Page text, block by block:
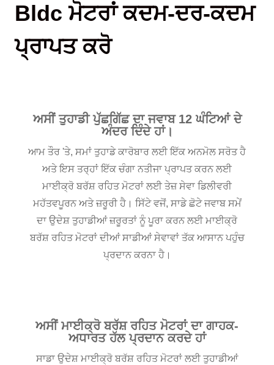
Bldc ਮੋਟਰਾਂ ਕਦਮ-ਦਰ-ਕਦਮ
ਪ੍ਰਾਪਤ ਕਰੋ
ਅਸੀਂ ਤੁਹਾਡੀ ਪੁੱਛਗਿੱਛ ਦਾ ਜਵਾਬ 12 ਘੰਟਿਆਂ ਦੇ
ਅੰਦਰ ਦਿੰਦੇ ਹਾਂ।
ਆਮ ਤੌਰ 'ਤੇ, ਸਮਾਂ ਤੁਹਾਡੇ ਕਾਰੋਬਾਰ ਲਈ ਇੱਕ ਅਨਮੋਲ ਸਰੋਤ ਹੈ
ਅਤੇ ਇਸ ਤਰ੍ਹਾਂ ਇੱਕ ਚੰਗਾ ਨਤੀਜਾ ਪ੍ਰਾਪਤ ਕਰਨ ਲਈ
ਮਾਈਕ੍ਰੋ ਬਰੱਸ਼ ਰਹਿਤ ਮੋਟਰਾਂ ਲਈ ਤੇਜ਼ ਸੇਵਾ ਡਿਲੀਵਰੀ
ਮਹੱਤਵਪੂਰਨ ਅਤੇ ਜ਼ਰੂਰੀ ਹੈ। ਸਿੱਟੇ ਵਜੋਂ, ਸਾਡੇ ਛੋਟੇ ਜਵਾਬ ਸਮੇਂ
ਦਾ ਉਦੇਸ਼ ਤੁਹਾਡੀਆਂ ਜ਼ਰੂਰਤਾਂ ਨੂੰ ਪੂਰਾ ਕਰਨ ਲਈ ਮਾਈਕ੍ਰੋ
ਬਰੱਸ਼ ਰਹਿਤ ਮੋਟਰਾਂ ਦੀਆਂ ਸਾਡੀਆਂ ਸੇਵਾਵਾਂ ਤੱਕ ਆਸਾਨ ਪਹੁੰਚ
ਪ੍ਰਦਾਨ ਕਰਨਾ ਹੈ।
ਅਸੀਂ ਮਾਈਕ੍ਰੋ ਬਰੱਸ਼ ਰਹਿਤ ਮੋਟਰਾਂ ਦਾ ਗਾਹਕ-
ਅਧਾਰਤ ਹੱਲ ਪ੍ਰਦਾਨ ਕਰਦੇ ਹਾਂ
ਸਾਡਾ ਉਦੇਸ਼ ਮਾਈਕ੍ਰੋ ਬਰੱਸ਼ ਰਹਿਤ ਮੋਟਰਾਂ ਲਈ ਤੁਹਾਡੀਆਂ